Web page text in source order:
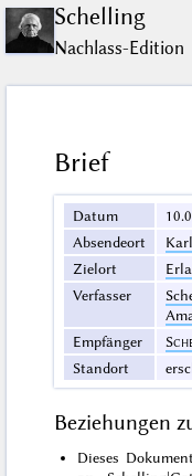
Schelling
Nachlass-Edition
Brief
Datum
Absendeort
Zielort
Verfasser
Empfänger
Standort
Beziehungen
Dieses